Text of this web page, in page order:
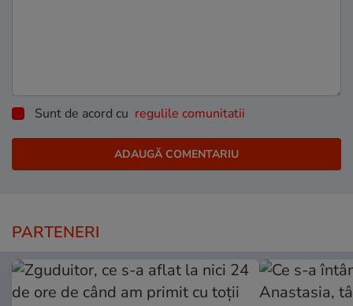
Sunt de acord cu regulile comunitatii
PARTENERI